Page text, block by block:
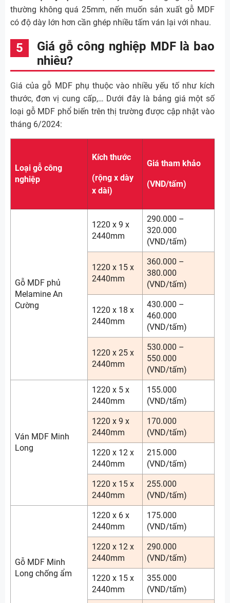
thường không quá 25mm, nến muốn sản xuất gỗ MDF
có độ dày lớn hơn cần ghép nhiều tấm ván lại với nhau.
Giá gỗ công nghiệp MDF là bao
nhiêu?
Giá của gỗ MDF phụ thuộc vào nhiều yếu tố như kích
thước, đơn vị cung cấp,… Dưới đây là bảng giá một số
loại gỗ MDF phổ biến trên thị trường được cập nhật vào
tháng 6/2024:
Loại gỗ công
nghiệp
Kích thước
(rộng x dày
x dài)
Giá tham khảo
(VND/tấm)
Gỗ MDF phủ
Melamine An
Cường
1220 x 9 x
2440mm
290.000 –
320.000
(VND/tấm)
1220 x 15 x
2440mm
360.000 –
380.000
(VND/tấm)
1220 x 18 x
2440mm
430.000 –
460.000
(VND/tấm)
1220 x 25 x
2440mm
530.000 –
550.000
(VND/tấm)
Ván MDF Minh
Long
1220 x 5 x
2440mm
155.000
(VND/tấm)
1220 x 9 x
2440mm
170.000
(VND/tấm)
1220 x 12 x
2440mm
215.000
(VND/tấm)
1220 x 15 x
2440mm
255.000
(VND/tấm)
Gỗ MDF Minh
Long chống ẩm
1220 x 6 x
2440mm
175.000
(VND/tấm)
1220 x 12 x
2440mm
290.000
(VND/tấm)
1220 x 15 x
2440mm
355.000
(VND/tấm)